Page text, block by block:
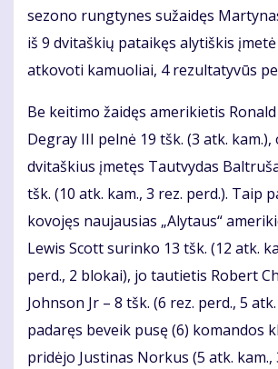
sezono rungtynes sužaidęs
iš 9 dvitaškių pataikęs alytiškis
atkovoti kamuoliai, 4 rezultatyvūs
Be keitimo žaidęs amerikietis
Degray III pelnė 19 tšk. (3 atk. kam.),
dvitaškius įmetęs Tautvydas
tšk. (10 atk. kam., 3 rez. perd.). Taip
kovojęs naujausias „Alytaus“
Lewis Scott surinko 13 tšk. (12 atk.
perd., 2 blokai), jo tautietis Robert
Johnson Jr – 8 tšk. (6 rez. perd., 5
padaręs beveik pusę (6) komandos
pridėjo Justinas Norkus (5 atk. kam.,